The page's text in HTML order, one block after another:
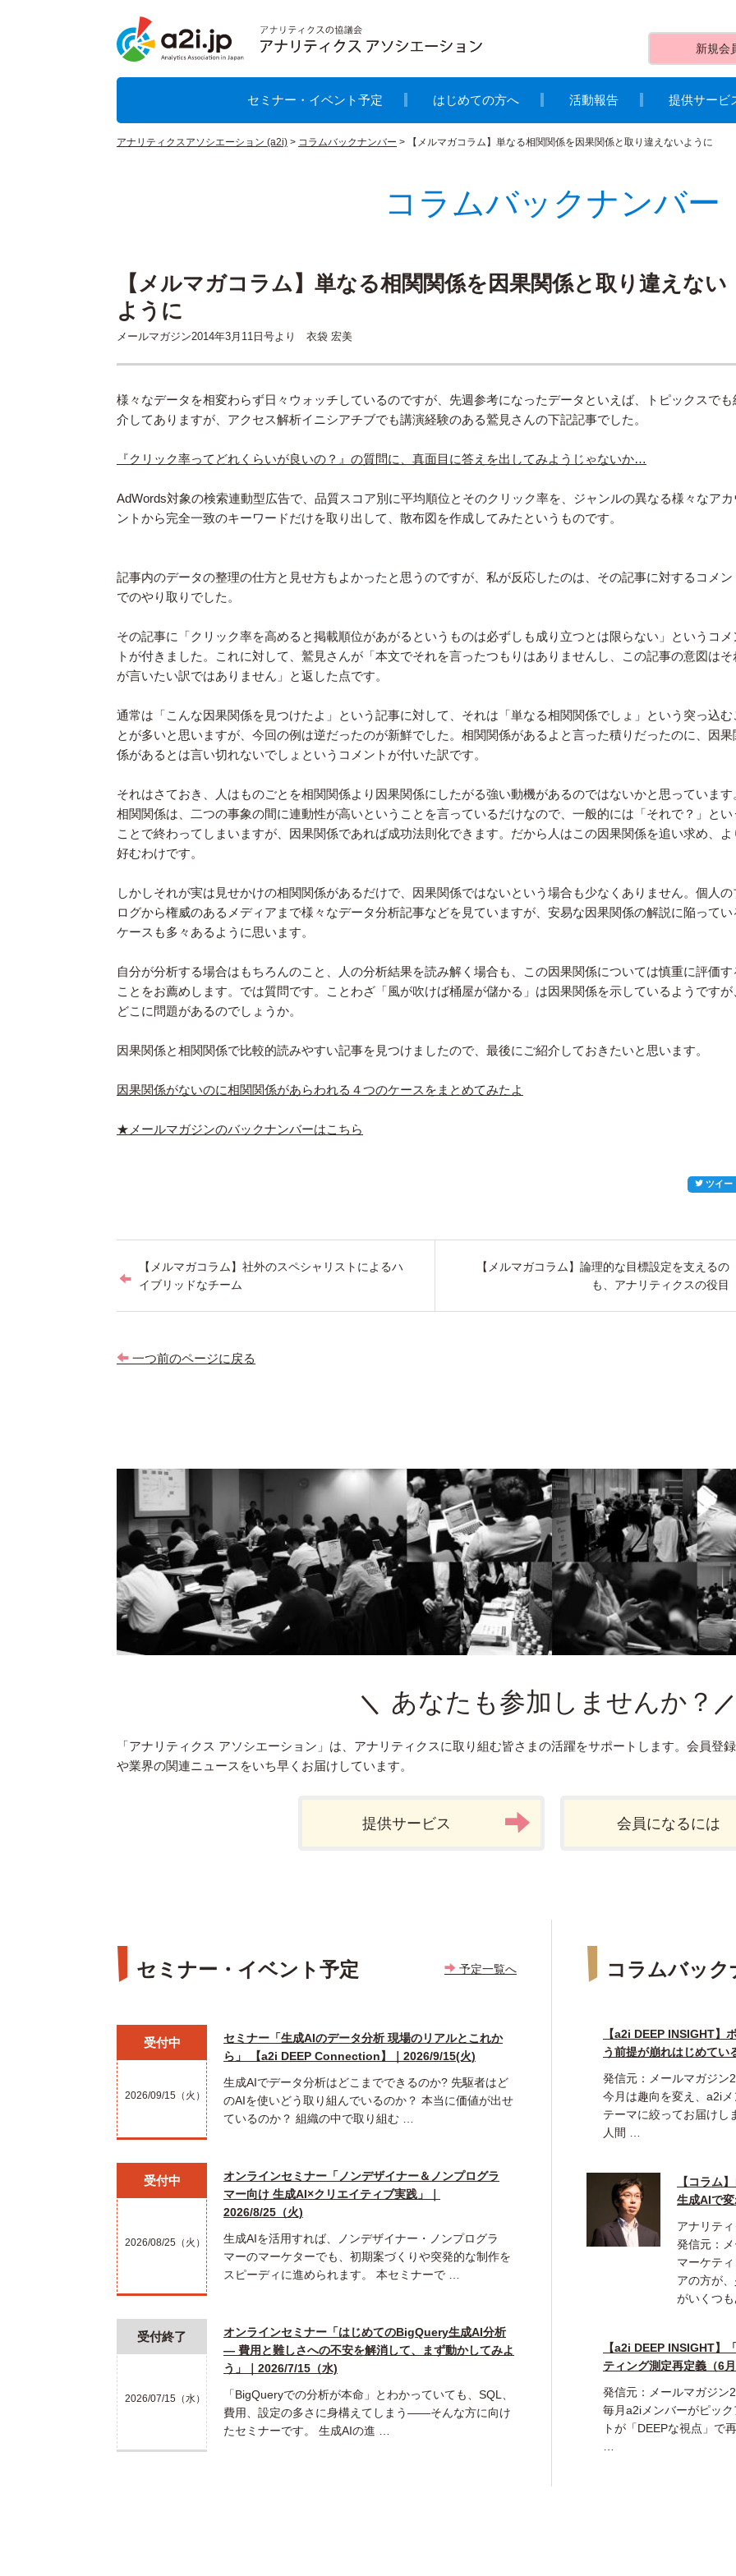
新規会
セミナー・イベント予定 はじめての方へ 活動報告 提供サービ
アナリティクスアソシエーション (a2i) > コラムバックナンバー > 【メルマガコラム】単なる相関関係を因果関係と取り違えないように
コラムバックナンバー
【メルマガコラム】単なる相関関係を因果関係と取り違えない
ように
メールマガジン2014年3月11日号より 衣袋 宏美
様々なデータを相変わらず日々ウォッチしているのですが、先週参考になったデータといえば、トピックスでも
介してありますが、アクセス解析イニシアチブでも講演経験のある鷲見さんの下記記事でした。
『クリック率ってどれくらいが良いの？』の質問に、真面目に答えを出してみようじゃないか…
AdWords対象の検索連動型広告で、品質スコア別に平均順位とそのクリック率を、ジャンルの異なる様々なアカ
ントから完全一致のキーワードだけを取り出して、散布図を作成してみたというものです。
記事内のデータの整理の仕方と見せ方もよかったと思うのですが、私が反応したのは、その記事に対するコメン
でのやり取りでした。
その記事に「クリック率を高めると掲載順位があがるというものは必ずしも成り立つとは限らない」というコメ
トが付きました。これに対して、鷲見さんが「本文でそれを言ったつもりはありませんし、この記事の意図はそ
が言いたい訳ではありません」と返した点です。
通常は「こんな因果関係を見つけたよ」という記事に対して、それは「単なる相関関係でしょ」という突っ込む
とが多いと思いますが、今回の例は逆だったのが新鮮でした。相関関係があるよと言った積りだったのに、因果
係があるとは言い切れないでしょというコメントが付いた訳です。
それはさておき、人はものごとを相関関係より因果関係にしたがる強い動機があるのではないかと思っています
相関関係は、二つの事象の間に連動性が高いということを言っているだけなので、一般的には「それで？」とい
ことで終わってしまいますが、因果関係であれば成功法則化できます。だから人はこの因果関係を追い求め、よ
好むわけです。
しかしそれが実は見せかけの相関関係があるだけで、因果関係ではないという場合も少なくありません。個人の
ログから権威のあるメディアまで様々なデータ分析記事などを見ていますが、安易な因果関係の解説に陥ってい
ケースも多々あるように思います。
自分が分析する場合はもちろんのこと、人の分析結果を読み解く場合も、この因果関係については慎重に評価す
ことをお薦めします。では質問です。ことわざ「風が吹けば桶屋が儲かる」は因果関係を示しているようですが
どこに問題があるのでしょうか。
因果関係と相関関係で比較的読みやすい記事を見つけましたので、最後にご紹介しておきたいと思います。
因果関係がないのに相関関係があらわれる４つのケースをまとめてみたよ
★メールマガジンのバックナンバーはこちら
ツイー
稿
ナ
【メルマガコラム】社外のスペシャリストによるハ
イブリッドなチーム
【メルマガコラム】論理的な目標設定を支えるの
も、アナリティクスの役目
一つ前のページに戻る
あなたも参加しませんか？
「アナリティクス アソシエーション」は、アナリティクスに取り組む皆さまの活躍をサポートします。会員登
や業界の関連ニュースをいち早くお届けしています。
提供サービス 会員になるには
セミナー・イベント予定
受付中
2026/09/15（火）
セミナー「生成AIのデータ分析 現場のリアルとこれか
ら」 【a2i DEEP Connection】｜2026/9/15(火)
生成AIでデータ分析はどこまでできるのか? 先駆者はど
のAIを使いどう取り組んでいるのか？ 本当に価値が出せ
ているのか？ 組織の中で取り組む …
受付中
2026/08/25（火）
オンラインセミナー「ノンデザイナー＆ノンプログラ
マー向け 生成AI×クリエイティブ実践」｜
2026/8/25（火)
生成AIを活用すれば、ノンデザイナー・ノンプログラ
マーのマーケターでも、初期案づくりや突発的な制作を
スピーディに進められます。 本セミナーで …
受付終了
2026/07/15（水）
オンラインセミナー「はじめてのBigQuery生成AI分析
― 費用と難しさへの不安を解消して、まず動かしてみよ
う」｜2026/7/15（水)
「BigQueryでの分析が本命」とわかっていても、SQL、
費用、設定の多さに身構えてしまう――そんな方に向け
たセミナーです。 生成AIの進 …
予定一覧へ コラムバック
【a2i DEEP INSIGHT】
う前提が崩れはじめてい
発信元：メールマガジン
今月は趣向を変え、a2i
テーマに絞ってお届けし
人間 …
【コラム
生成AIで
アナリテ
発信元：
マーケテ
アの方が
がいくつ
【a2i DEEP INSIGHT】
ティング測定再定義（6
発信元：メールマガジン
毎月a2iメンバーがピッ
トが「DEEPな視点」で